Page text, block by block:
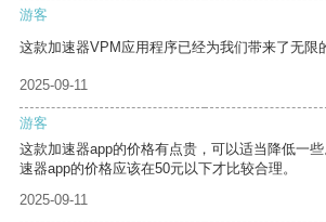
游客
这款加速器VPM应用程序已经为我们带来了无限
2025-09-11
游客
这款加速器app的价格有点贵，可以适当降低一
速器app的价格应该在50元以下才比较合理。
2025-09-11